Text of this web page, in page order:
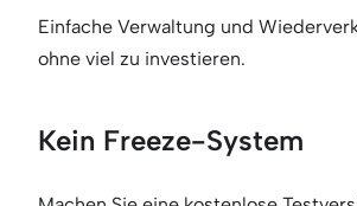
Einfache Verwaltung und
ohne viel zu investieren.
Kein Freeze-System